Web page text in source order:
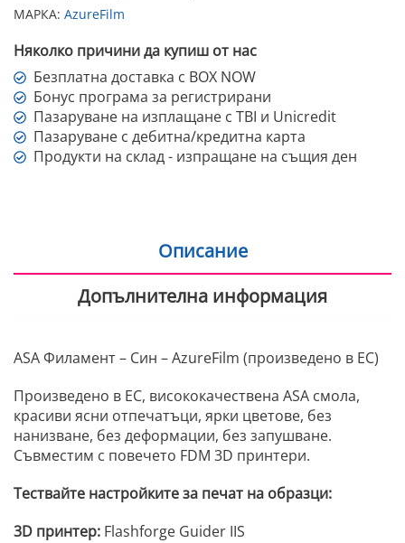
МАРКА: AzureFilm
Няколко причини да купиш от нас
Безплатна доставка с BOX NOW
Бонус програма за регистрирани
Пазаруване на изплащане с TBI и Unicredit
Пазаруване с дебитна/кредитна карта
Продукти на склад - изпращане на същия ден
Описание
Допълнителна информация
ASA Филамент – Син – AzureFilm (произведено в ЕС)
Произведено в ЕС, висококачествена ASA смола,
красиви ясни отпечатъци, ярки цветове, без
нанизване, без деформации, без запушване.
Съвместим с повечето FDM 3D принтери.
Тествайте настройките за печат на образци:
3D принтер: Flashforge Guider IIS